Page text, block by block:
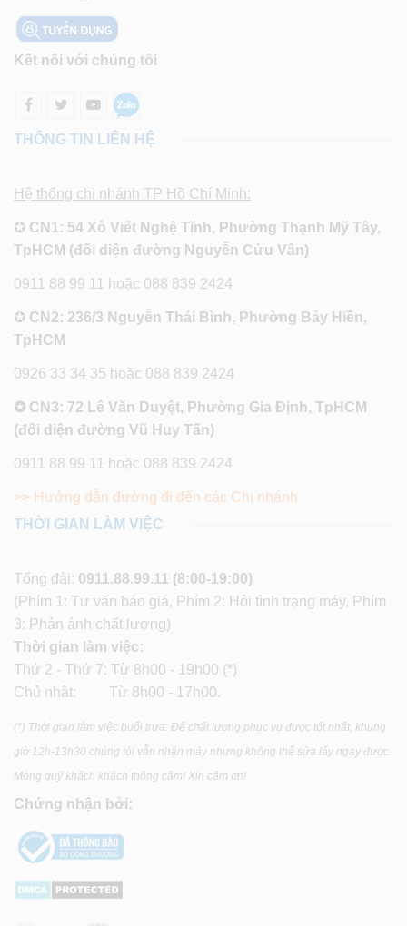
Kết nối với chúng tôi
THÔNG TIN LIÊN HỆ
Hệ thống chi nhánh TP Hồ Chí Minh:
✪ CN1: 54 Xô Viết Nghệ Tĩnh, Phường Thạnh Mỹ Tây,
TpHCM (đối diện đường Nguyễn Cửu Vân)
0911 88 99 11 hoặc 088 839 2424
✪ CN2: 236/3 Nguyễn Thái Bình, Phường Bảy Hiền,
TpHCM
0926 33 34 35 hoặc 088 839 2424
✪ CN3: 72 Lê Văn Duyệt, Phường Gia Định, TpHCM
(đối diện đường Vũ Huy Tấn)
0911 88 99 11 hoặc 088 839 2424
>> Hướng dẫn đường đi đến các Chi nhánh
THỜI GIAN LÀM VIỆC
Tổng đài: 0911.88.99.11 (8:00-19:00)
(Phím 1: Tư vấn báo giá, Phím 2: Hỏi tình trạng máy, Phím
3: Phản ánh chất lượng)
Thời gian làm việc:
Thứ 2 - Thứ 7: Từ 8h00 - 19h00 (*)
Chủ nhật: Từ 8h00 - 17h00.
(*) Thời gian làm việc buổi trưa: Để chất lượng phục vụ được tốt nhất, khung
giờ 12h-13h30 chúng tôi vẫn nhận máy nhưng không thể sửa lấy ngay được.
Mong quý khách khách thông cảm! Xin cảm ơn!
Chứng nhận bởi: